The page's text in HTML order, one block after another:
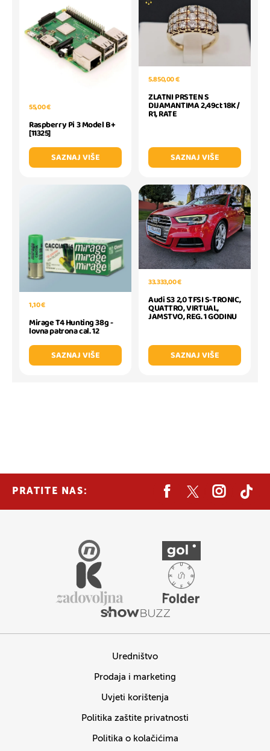
55,00 €
Raspberry Pi 3 Model B+
[11325]
SAZNAJ VIŠE
5.850,00 €
ZLATNI PRSTEN S
DIJAMANTIMA 2,49ct 18K /
R1, RATE
SAZNAJ VIŠE
1,10 €
Mirage T4 Hunting 38g -
lovna patrona cal. 12
SAZNAJ VIŠE
33.333,00 €
Audi S3 2,0 TFSI S-TRONIC,
QUATTRO, VIRTUAL,
JAMSTVO, REG. 1 GODINU
SAZNAJ VIŠE
PRATITE NAS:
Uredništvo
Prodaja i marketing
Uvjeti korištenja
Politika zaštite privatnosti
Politika o kolačićima